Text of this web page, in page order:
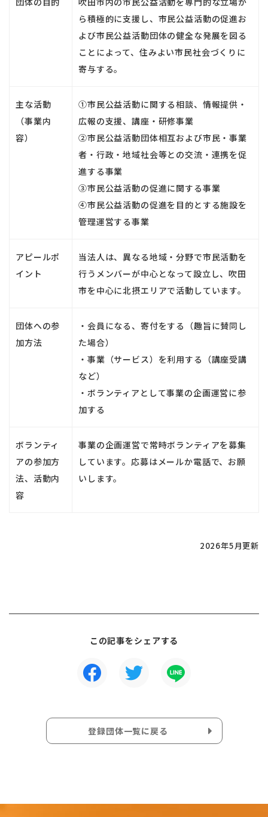
ら積極的に支援し、市民公益活動の促進お
よび市民公益活動団体の健全な発展を図る
ことによって、住みよい市民社会づくりに
寄与する。
主な活動
（事業内
容）
①市民公益活動に関する相談、情報提供・
広報の支援、講座・研修事業
②市民公益活動団体相互および市民・事業
者・行政・地域社会等との交流・連携を促
進する事業
③市民公益活動の促進に関する事業
④市民公益活動の促進を目的とする施設を
管理運営する事業
アピールポ
イント
当法人は、異なる地域・分野で市民活動を
行うメンバーが中心となって設立し、吹田
市を中心に北摂エリアで活動しています。
団体への参
加方法
・会員になる、寄付をする（趣旨に賛同し
た場合）
・事業（サービス）を利用する（講座受講
など）
・ボランティアとして事業の企画運営に参
加する
ボランティ
アの参加方
法、活動内
容
事業の企画運営で常時ボランティアを募集
しています。応募はメールか電話で、お願
いします。
2026年5月更新
この記事をシェアする
登録団体一覧に戻る